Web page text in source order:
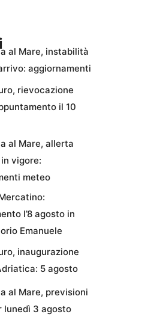
al Mare, instabilità
aggiornamenti
rievocazione
il 10
al Mare, allerta
vigore:
meteo
l’8 agosto in
Emanuele
inaugurazione
5 agosto
al Mare, previsioni
lunedì 3 agosto